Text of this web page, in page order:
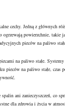
cechy. Jedną z głównych
powierzchnie,
pieców na paliwo
na paliwo stałe.
na paliwo stałe, czas
ani zanieczyszczeń, co
dla zdrowia i życia w